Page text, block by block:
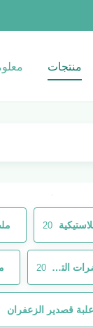
منتجات
20
طباعة ملصقات مستحضرات التجميل 20
علبة قصدير الزعفران